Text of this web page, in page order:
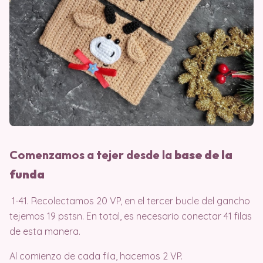
Comenzamos a tejer desde la base de la
funda
1-41. Recolectamos 20 VP, en el tercer bucle del gancho
tejemos 19 pstsn. En total, es necesario conectar 41 filas
de esta manera.
Al comienzo de cada fila, hacemos 2 VP.